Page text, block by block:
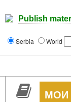
Publish
Serbia World
МОИ